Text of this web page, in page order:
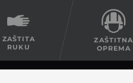
ZAŠTITA
RUKU
ZAŠTITNA
OPREMA